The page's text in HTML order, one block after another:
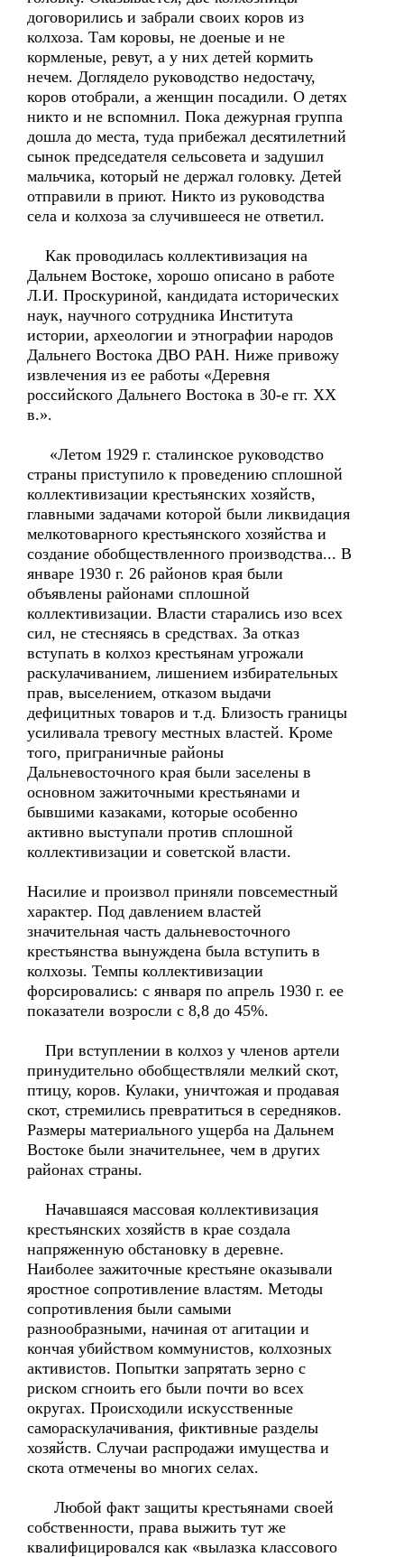
договорились и забрали своих коров из
колхоза. Там коровы, не доеные и не
кормленые, ревут, а у них детей кормить
нечем. Доглядело руководство недостачу,
коров отобрали, а женщин посадили. О детях
никто и не вспомнил. Пока дежурная группа
дошла до места, туда прибежал десятилетний
сынок председателя сельсовета и задушил
мальчика, который не держал головку. Детей
отправили в приют. Никто из руководства
села и колхоза за случившееся не ответил.
Как проводилась коллективизация на
Дальнем Востоке, хорошо описано в работе
Л.И. Проскуриной, кандидата исторических
наук, научного сотрудника Института
истории, археологии и этнографии народов
Дальнего Востока ДВО РАН. Ниже привожу
извлечения из ее работы «Деревня
российского Дальнего Востока в 30-е гг. XX
в.».
«Летом 1929 г. сталинское руководство
страны приступило к проведению сплошной
коллективизации крестьянских хозяйств,
главными задачами которой были ликвидация
мелкотоварного крестьянского хозяйства и
создание обобществленного производства... В
январе 1930 г. 26 районов края были
объявлены районами сплошной
коллективизации. Власти старались изо всех
сил, не стесняясь в средствах. За отказ
вступать в колхоз крестьянам угрожали
раскулачиванием, лишением избирательных
прав, выселением, отказом выдачи
дефицитных товаров и т.д. Близость границы
усиливала тревогу местных властей. Кроме
того, приграничные районы
Дальневосточного края были заселены в
основном зажиточными крестьянами и
бывшими казаками, которые особенно
активно выступали против сплошной
коллективизации и советской власти.
Насилие и произвол приняли повсеместный
характер. Под давлением властей
значительная часть дальневосточного
крестьянства вынуждена была вступить в
колхозы. Темпы коллективизации
форсировались: с января по апрель 1930 г. ее
показатели возросли с 8,8 до 45%.
При вступлении в колхоз у членов артели
принудительно обобществляли мелкий скот,
птицу, коров. Кулаки, уничтожая и продавая
скот, стремились превратиться в середняков.
Размеры материального ущерба на Дальнем
Востоке были значительнее, чем в других
районах страны.
Начавшаяся массовая коллективизация
крестьянских хозяйств в крае создала
напряженную обстановку в деревне.
Наиболее зажиточные крестьяне оказывали
яростное сопротивление властям. Методы
сопротивления были самыми
разнообразными, начиная от агитации и
кончая убийством коммунистов, колхозных
активистов. Попытки запрятать зерно с
риском сгноить его были почти во всех
округах. Происходили искусственные
самораскулачивания, фиктивные разделы
хозяйств. Случаи распродажи имущества и
скота отмечены во многих селах.
Любой факт защиты крестьянами своей
собственности, права выжить тут же
квалифицировался как «вылазка классового